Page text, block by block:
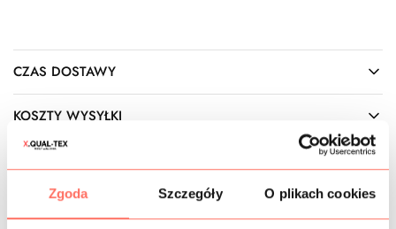
Zgoda Szczegóły O plikach cookies
CZAS DOSTAWY
KOSZTY WYSYŁKI
Lekkakoronka z cekinamii koralikami na tiulu
elastycznym. Kolor czarny zarówno siatki, pajetek i